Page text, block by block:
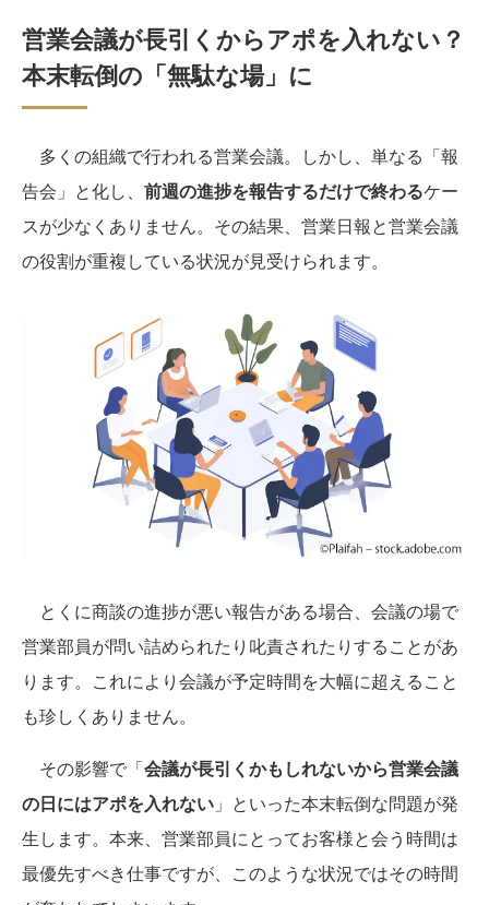
営業会議が長引くからアポを入れない？
本末転倒の「無駄な場」に
多くの組織で行われる営業会議。しかし、単なる「報
告会」と化し、 前週の進捗を報告するだけで終わるケー
スが少なくありません。その結果、営業日報と営業会議
の役割が重複している状況が見受けられます。
とくに商談の進捗が悪い報告がある場合、会議の場で
営業部員が問い詰められたり叱責されたりすることがあ
ります。これにより会議が予定時間を大幅に超えること
も珍しくありません。
その影響で「会議が長引くかもしれないから営業会議
の日にはアポを入れない 」といった本末転倒な問題が発
生します。本来、営業部員にとってお客様と会う時間は
最優先すべき仕事ですが、このような状況ではその時間